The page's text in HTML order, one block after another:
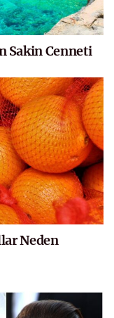
Sakin Cenneti
Neden